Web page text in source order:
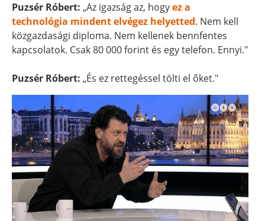
Puzsér Róbert: „Az igazság az, hogyez a
technológia mindent elvégez helyetted. Nem kell
közgazdasági diploma. Nem kellenek bennfentes
kapcsolatok. Csak 80 000 forint és egy telefon. Ennyi."
Puzsér Róbert: „És ez rettegéssel tölti el őket."